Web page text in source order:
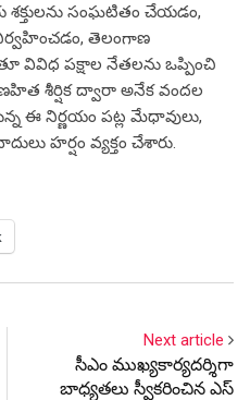
సంఘటితం చేయడం,
తెలంగాణ
వివిధ పక్షాల నేతలను ఒప్పించి
శీర్షిక ద్వారా అనేక వందల
ఈ నిర్ణయం పట్ల మేధావులు,
హర్షం వ్యక్తం చేశారు.
Next article
సీఎం ముఖ్యకార్యదర్శిగా
బాధ్యతలు స్వీకరించిన ఎస్